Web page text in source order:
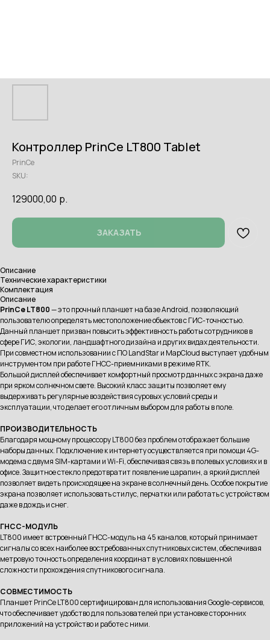
Контроллер PrinCe LT800 Tablet
PrinCe
SKU:
129000,00 р.
ЗАКАЗАТЬ
Описание
Технические характеристики
Комплектация
Описание
PrinCe LT800— это прочный планшет на базе Android, позволяющий
пользователю определять местоположение объектов с ГИС-точностью.
Данный планшет призван повысить эффективность работы сотрудников в
сфере ГИС, экологии, ландшафтного дизайна и других видах деятельности.
При совместном использовании с ПО LandStar и MapCloud выступает удобным
инструментом при работе ГНСС-приемниками в режиме RTK.
Большой дисплей обеспечивает комфортный просмотр данных с экрана даже
при ярком солнечном свете. Высокий класс защиты позволяет ему
выдерживать регулярные воздействия суровых условий среды и
эксплуатации, что делает его отличным выбором для работы в поле.
ПРОИЗВОДИТЕЛЬНОСТЬ
Благодаря мощному процессору LT800 без проблем отображает большие
наборы данных. Подключение к интернету осуществляется при помощи 4G-
модема с двумя SIM-картами и Wi-Fi, обеспечивая связь в полевых условиях и в
офисе. Защитное стекло предотвратит появление царапин, а яркий дисплей
позволяет видеть происходящее на экране в солнечный день. Особое покрытие
экрана позволяет использовать стилус, перчатки или работать с устройством
даже в дождь и снег.
ГНСС-МОДУЛЬ
LT800 имеет встроенный ГНСС-модуль на 45 каналов, который принимает
сигналы со всех наиболее востребованных спутниковых систем, обеспечивая
метровую точность определения координат в условиях повышенной
сложности прохождения спутникового сигнала.
СОВМЕСТИМОСТЬ
Планшет PrinCe LT800 сертифицирован для использования Google-сервисов,
что обеспечивает удобство для пользователей при установке сторонних
приложений на устройство и работе с ними.